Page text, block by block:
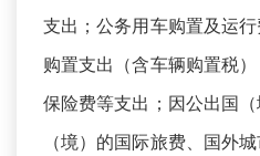
支出；公务用车购置及运
购置支出（含车辆购置税）
保险费等支出；因公出国
（境）的国际旅费、国外